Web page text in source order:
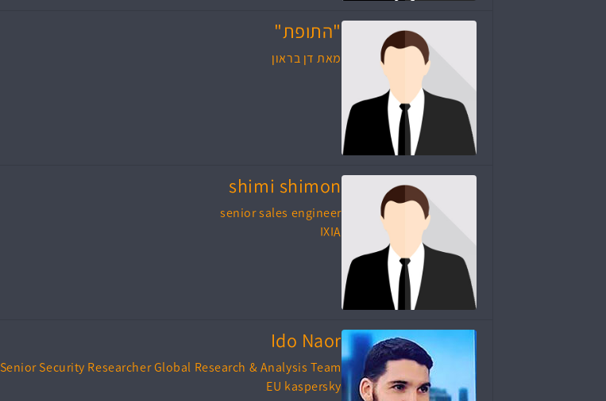
"התופת"
מאת דן בראון
shimi shimon
senior sales engineer
IXIA
Ido Naor
Senior Security Researcher Global Research & Analysis Team
EU kaspersky